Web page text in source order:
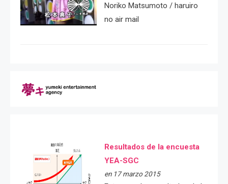
Noriko Matsumoto / haruiro
no air mail
Resultados de la encuesta
YEA-SGC
en 17 marzo 2015